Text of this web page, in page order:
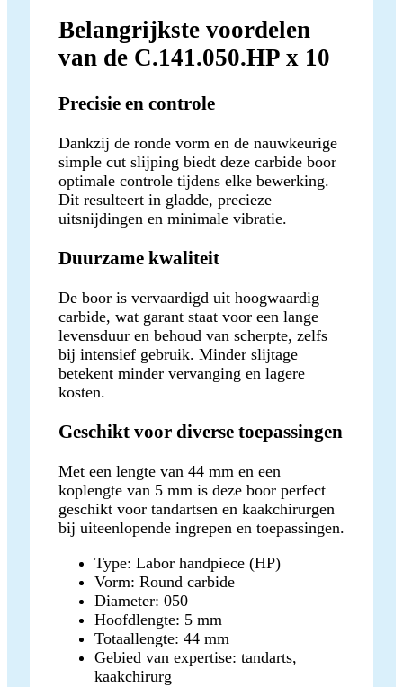
Belangrijkste voordelen
van de C.141.050.HP x 10
Precisie en controle
Dankzij de ronde vorm en de nauwkeurige
simple cut slijping biedt deze carbide boor
optimale controle tijdens elke bewerking.
Dit resulteert in gladde, precieze
uitsnijdingen en minimale vibratie.
Duurzame kwaliteit
De boor is vervaardigd uit hoogwaardig
carbide, wat garant staat voor een lange
levensduur en behoud van scherpte, zelfs
bij intensief gebruik. Minder slijtage
betekent minder vervanging en lagere
kosten.
Geschikt voor diverse toepassingen
Met een lengte van 44 mm en een
koplengte van 5 mm is deze boor perfect
geschikt voor tandartsen en kaakchirurgen
bij uiteenlopende ingrepen en toepassingen.
Type: Labor handpiece (HP)
Vorm: Round carbide
Diameter: 050
Hoofdlengte: 5 mm
Totaallengte: 44 mm
Gebied van expertise: tandarts,
kaakchirurg